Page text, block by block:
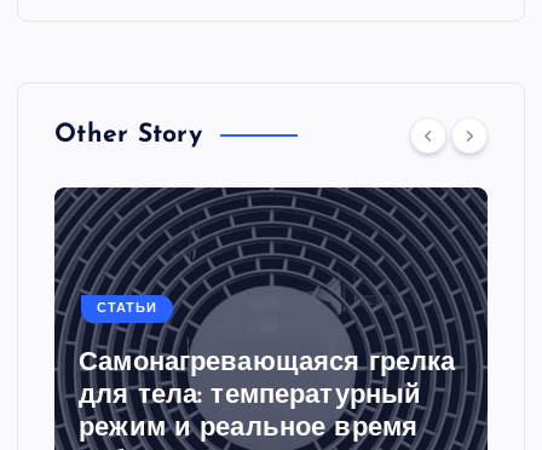
Other Story
СТАТЬИ
Самонагревающаяся грелка
для тела: температурный
режим и реальное время